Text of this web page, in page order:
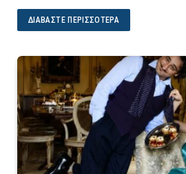
ΔΙΑΒΆΣΤΕ ΠΕΡΙΣΣΌΤΕΡΑ